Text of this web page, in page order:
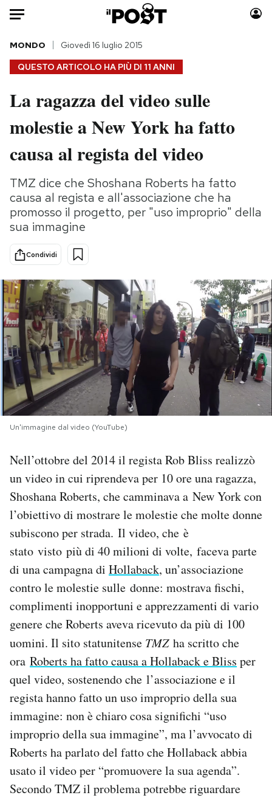
Auto
HOME
Italia
Politica
Tecnologia
Scienza
Cultura
Economia
Sport
Moda
Consumismi
Storie/Idee
Media
Europa
PODCAST
NEWSLETTER
I MIEI PREFERITI
SHOP
CALENDARIO
AREA PERSONALE
Area Personale
Newsletter
Notifiche mobile
Regala il Post
Hai bisogno di aiuto?
Esci
QUESTO ARTICOLO HA PIÙ DI 11 ANNI
MONDO Giovedì 16 luglio 2015
La ragazza del video sulle
molestie a New York ha fatto
causa al regista del video
TMZ dice che Shoshana Roberts ha fatto
causa al regista e all'associazione che ha
promosso il progetto, per "uso improprio" della
sua immagine
Condividi
Un'immagine dal video (YouTube)
Nell’ottobre del 2014 il regista Rob Bliss realizzò
un video in cui riprendeva per 10 ore una ragazza,
Shoshana Roberts, che camminava a New York con
l’obiettivo di mostrare le molestie che molte donne
subiscono per strada. Il video, che è
stato visto più di 40 milioni di volte, faceva parte
di una campagna di Hollaback, un’associazione
contro le molestie sulle donne: mostrava fischi,
complimenti inopportuni e apprezzamenti di vario
genere che Roberts aveva ricevuto da più di 100
uomini. Il sito statunitense TMZ ha scritto che
ora Roberts ha fatto causa a Hollaback e Bliss per
quel video, sostenendo che l’associazione e il
regista hanno fatto un uso improprio della sua
immagine: non è chiaro cosa significhi “uso
improprio della sua immagine”, ma l’avvocato di
Roberts ha parlato del fatto che Hollaback abbia
usato il video per “promuovere la sua agenda”.
Secondo TMZ il problema potrebbe riguardare